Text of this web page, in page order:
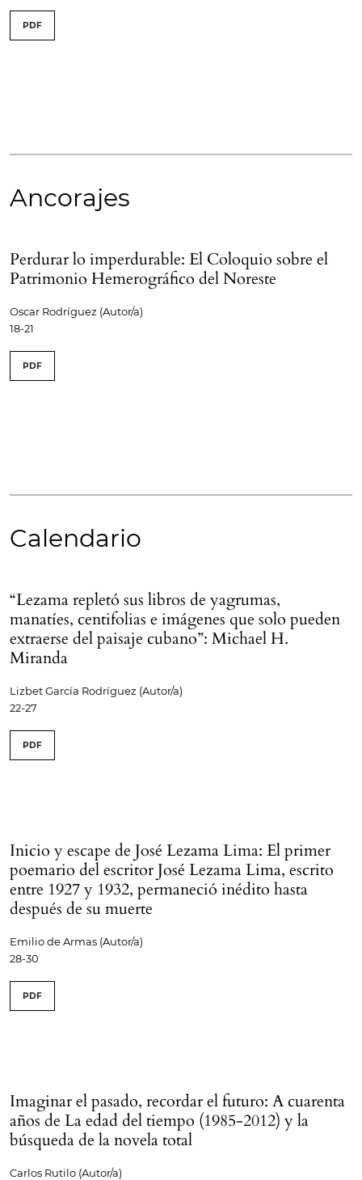
PDF
Ancorajes
Perdurar lo imperdurable: El Coloquio sobre el
Patrimonio Hemerográfico del Noreste
Oscar Rodríguez (Autor/a)
18-21
PDF
Calendario
“Lezama repletó sus libros de yagrumas,
manatíes, centifolias e imágenes que solo pueden
extraerse del paisaje cubano”: Michael H.
Miranda
Lizbet García Rodríguez (Autor/a)
22-27
PDF
Inicio y escape de José Lezama Lima: El primer
poemario del escritor José Lezama Lima, escrito
entre 1927 y 1932, permaneció inédito hasta
después de su muerte
Emilio de Armas (Autor/a)
28-30
PDF
Imaginar el pasado, recordar el futuro: A cuarenta
años de La edad del tiempo (1985-2012) y la
búsqueda de la novela total
Carlos Rutilo (Autor/a)